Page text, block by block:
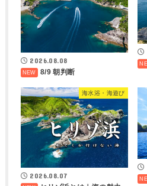
2026.08.08
8/9 朝判断
海水浴・海遊び
2026.08.07